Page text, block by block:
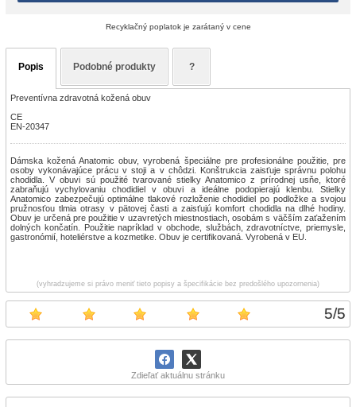
5/5
Zdieľať aktuálnu stránku
Recyklačný poplatok je zarátaný v cene
Popis Podobné produkty ?
Preventívna zdravotná kožená obuv
CE
EN-20347
Dámska kožená Anatomic obuv, vyrobená špeciálne pre profesionálne použitie, pre
osoby vykonávajúce prácu v stoji a v chôdzi. Konštrukcia zaisťuje správnu polohu
chodidla. V obuvi sú použité tvarované stielky Anatomico z prírodnej usňe, ktoré
zabraňujú vychylovaniu chodidiel v obuvi a ideálne podopierajú klenbu. Stielky
Anatomico zabezpečujú optimálne tlakové rozloženie chodidiel po podložke a svojou
pružnosťou tlmia otrasy v pätovej časti a zaisťujú komfort chodidla na dlhé hodiny.
Obuv je určená pre použitie v uzavretých miestnostiach, osobám s väčším zaťažením
dolných končatín. Použitie napríklad v obchode, službách, zdravotníctve, priemysle,
gastronómií, hoteliérstve a kozmetike. Obuv je certifikovaná. Vyrobená v EU.
(vyhradzujeme si právo meniť tieto popisy a špecifikácie bez predošlého upozornenia)